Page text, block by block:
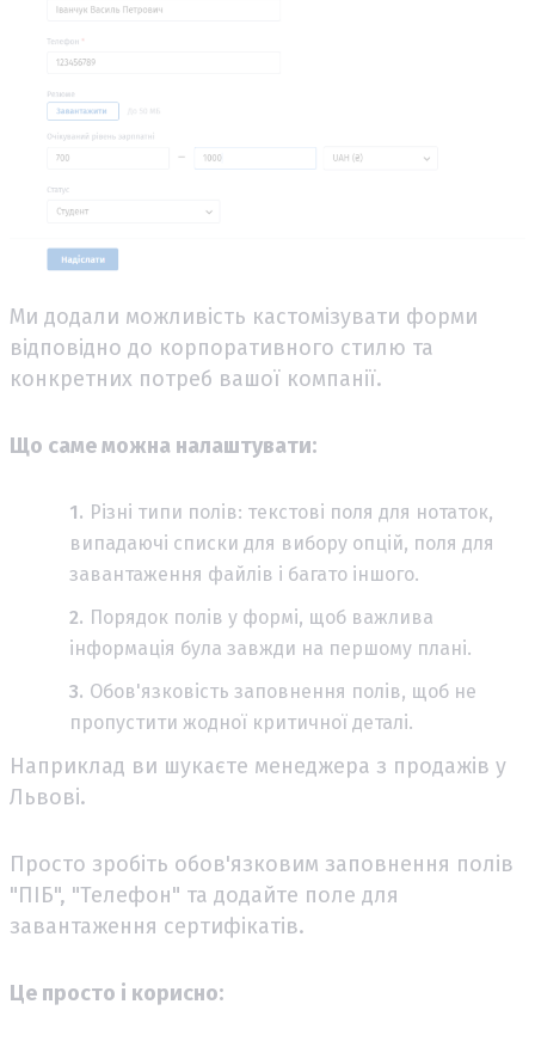
Ми додали можливість кастомізувати форми
відповідно до корпоративного стилю та
конкретних потреб вашої компанії.
Що саме можна налаштувати:
Різні типи полів: текстові поля для нотаток,
випадаючі списки для вибору опцій, поля для
завантаження файлів і багато іншого.
Порядок полів у формі, щоб важлива
інформація була завжди на першому плані.
Обов'язковість заповнення полів, щоб не
пропустити жодної критичної деталі.
Наприклад ви шукаєте менеджера з продажів у
Львові.
Просто зробіть обов'язковим заповнення полів
"ПІБ", "Телефон" та додайте поле для
завантаження сертифікатів.
Це просто і корисно: